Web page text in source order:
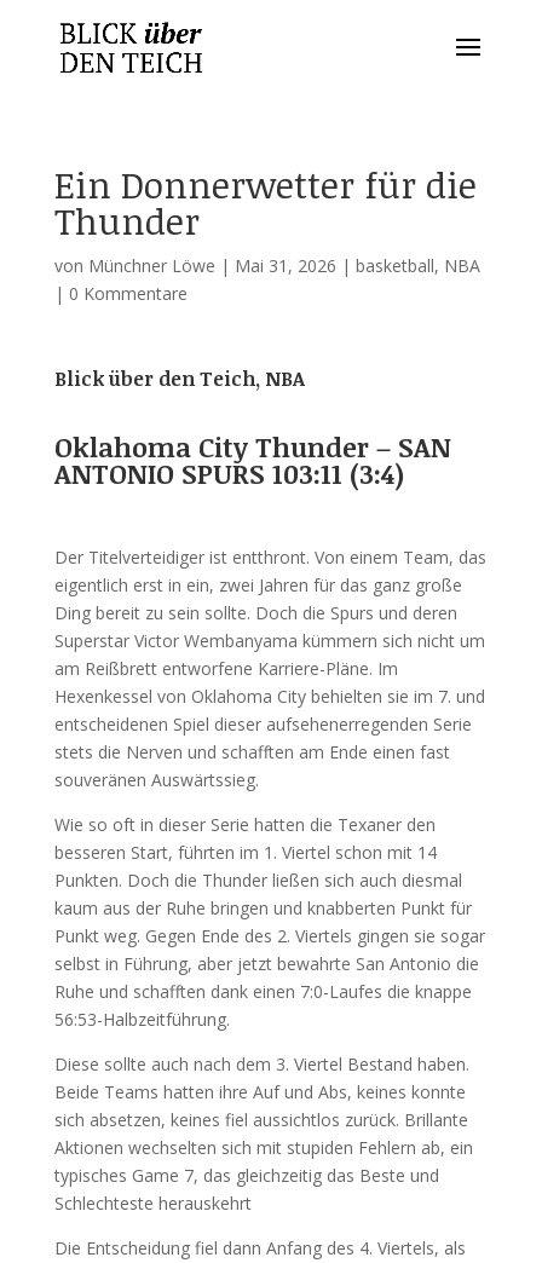
Ein Donnerwetter für die
Thunder
von Münchner Löwe | Mai 31, 2026 | basketball, NBA
| 0 Kommentare
Blick über den Teich, NBA
Oklahoma City Thunder – SAN
ANTONIO SPURS 103:11 (3:4)
Der Titelverteidiger ist entthront. Von einem Team, das
eigentlich erst in ein, zwei Jahren für das ganz große
Ding bereit zu sein sollte. Doch die Spurs und deren
Superstar Victor Wembanyama kümmern sich nicht um
am Reißbrett entworfene Karriere-Pläne. Im
Hexenkessel von Oklahoma City behielten sie im 7. und
entscheidenen Spiel dieser aufsehenerregenden Serie
stets die Nerven und schafften am Ende einen fast
souveränen Auswärtssieg.
Wie so oft in dieser Serie hatten die Texaner den
besseren Start, führten im 1. Viertel schon mit 14
Punkten. Doch die Thunder ließen sich auch diesmal
kaum aus der Ruhe bringen und knabberten Punkt für
Punkt weg. Gegen Ende des 2. Viertels gingen sie sogar
selbst in Führung, aber jetzt bewahrte San Antonio die
Ruhe und schafften dank einen 7:0-Laufes die knappe
56:53-Halbzeitführung.
Diese sollte auch nach dem 3. Viertel Bestand haben.
Beide Teams hatten ihre Auf und Abs, keines konnte
sich absetzen, keines fiel aussichtlos zurück. Brillante
Aktionen wechselten sich mit stupiden Fehlern ab, ein
typisches Game 7, das gleichzeitig das Beste und
Schlechteste herauskehrt
Die Entscheidung fiel dann Anfang des 4. Viertels, als